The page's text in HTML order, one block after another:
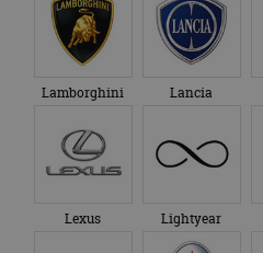
Lamborghini Lancia
Lexus Lightyear